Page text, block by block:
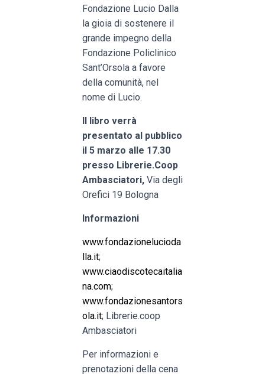
Fondazione Lucio Dalla
la gioia di sostenere il
grande impegno della
Fondazione Policlinico
Sant’Orsola a favore
della comunità, nel
nome di Lucio.
Il libro verrà
presentato al pubblico
il 5 marzo alle 17.30
presso Librerie.Coop
Ambasciatori, Via degli
Orefici 19 Bologna
Informazioni
www.fondazionelucioda
lla.it;
www.ciaodiscotecaitalia
na.com;
www.fondazionesantors
ola.it; Librerie.coop
Ambasciatori
Per informazioni e
prenotazioni della cena